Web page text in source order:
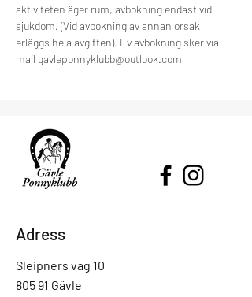
aktiviteten äger rum, avbokning endast vid
sjukdom. (Vid avbokning av annan orsak
erläggs hela avgiften). Ev avbokning sker via
mail gavleponnyklubb@outlook.com
Adress
Sleipners väg 10
805 91 Gävle